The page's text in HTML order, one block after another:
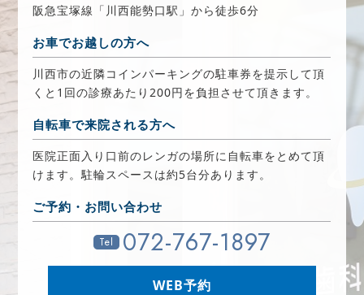
阪急宝塚線「川西能勢口駅」から徒歩6分
お車でお越しの方へ
川西市の近隣コインパーキングの駐車券を提示して頂
くと1回の診療あたり200円を負担させて頂きます。
自転車で来院される方へ
医院正面入り口前のレンガの場所に自転車をとめて頂
けます。駐輪スペースは約5台分あります。
ご予約・お問い合わせ
Tel 072-767-1897
WEB予約